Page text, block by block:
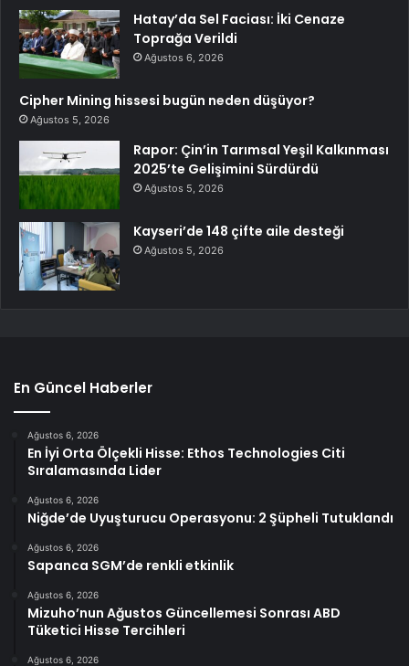
Hatay’da Sel Faciası: İki Cenaze
Toprağa Verildi
Ağustos 6, 2026
Cipher Mining hissesi bugün neden düşüyor?
Ağustos 5, 2026
Rapor: Çin’in Tarımsal Yeşil Kalkınması
2025’te Gelişimini Sürdürdü
Ağustos 5, 2026
Kayseri’de 148 çifte aile desteği
Ağustos 5, 2026
En Güncel Haberler
Ağustos 6, 2026
En İyi Orta Ölçekli Hisse: Ethos Technologies Citi
Sıralamasında Lider
Ağustos 6, 2026
Niğde’de Uyuşturucu Operasyonu: 2 Şüpheli Tutuklandı
Ağustos 6, 2026
Sapanca SGM’de renkli etkinlik
Ağustos 6, 2026
Mizuho’nun Ağustos Güncellemesi Sonrası ABD
Tüketici Hisse Tercihleri
Ağustos 6, 2026